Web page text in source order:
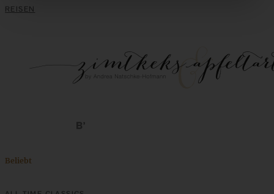
REISEN
Beliebt